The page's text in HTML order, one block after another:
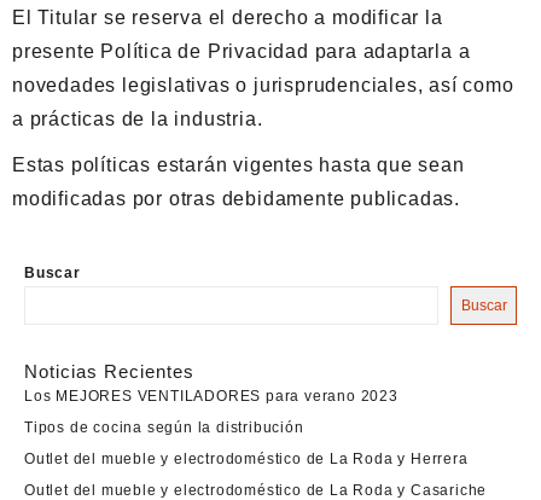
El Titular se reserva el derecho a modificar la
presente Política de Privacidad para adaptarla a
novedades legislativas o jurisprudenciales, así como
a prácticas de la industria.
Estas políticas estarán vigentes hasta que sean
modificadas por otras debidamente publicadas.
Buscar
Buscar
Noticias Recientes
Los MEJORES VENTILADORES para verano 2023
Tipos de cocina según la distribución
Outlet del mueble y electrodoméstico de La Roda y Herrera
Outlet del mueble y electrodoméstico de La Roda y Casariche